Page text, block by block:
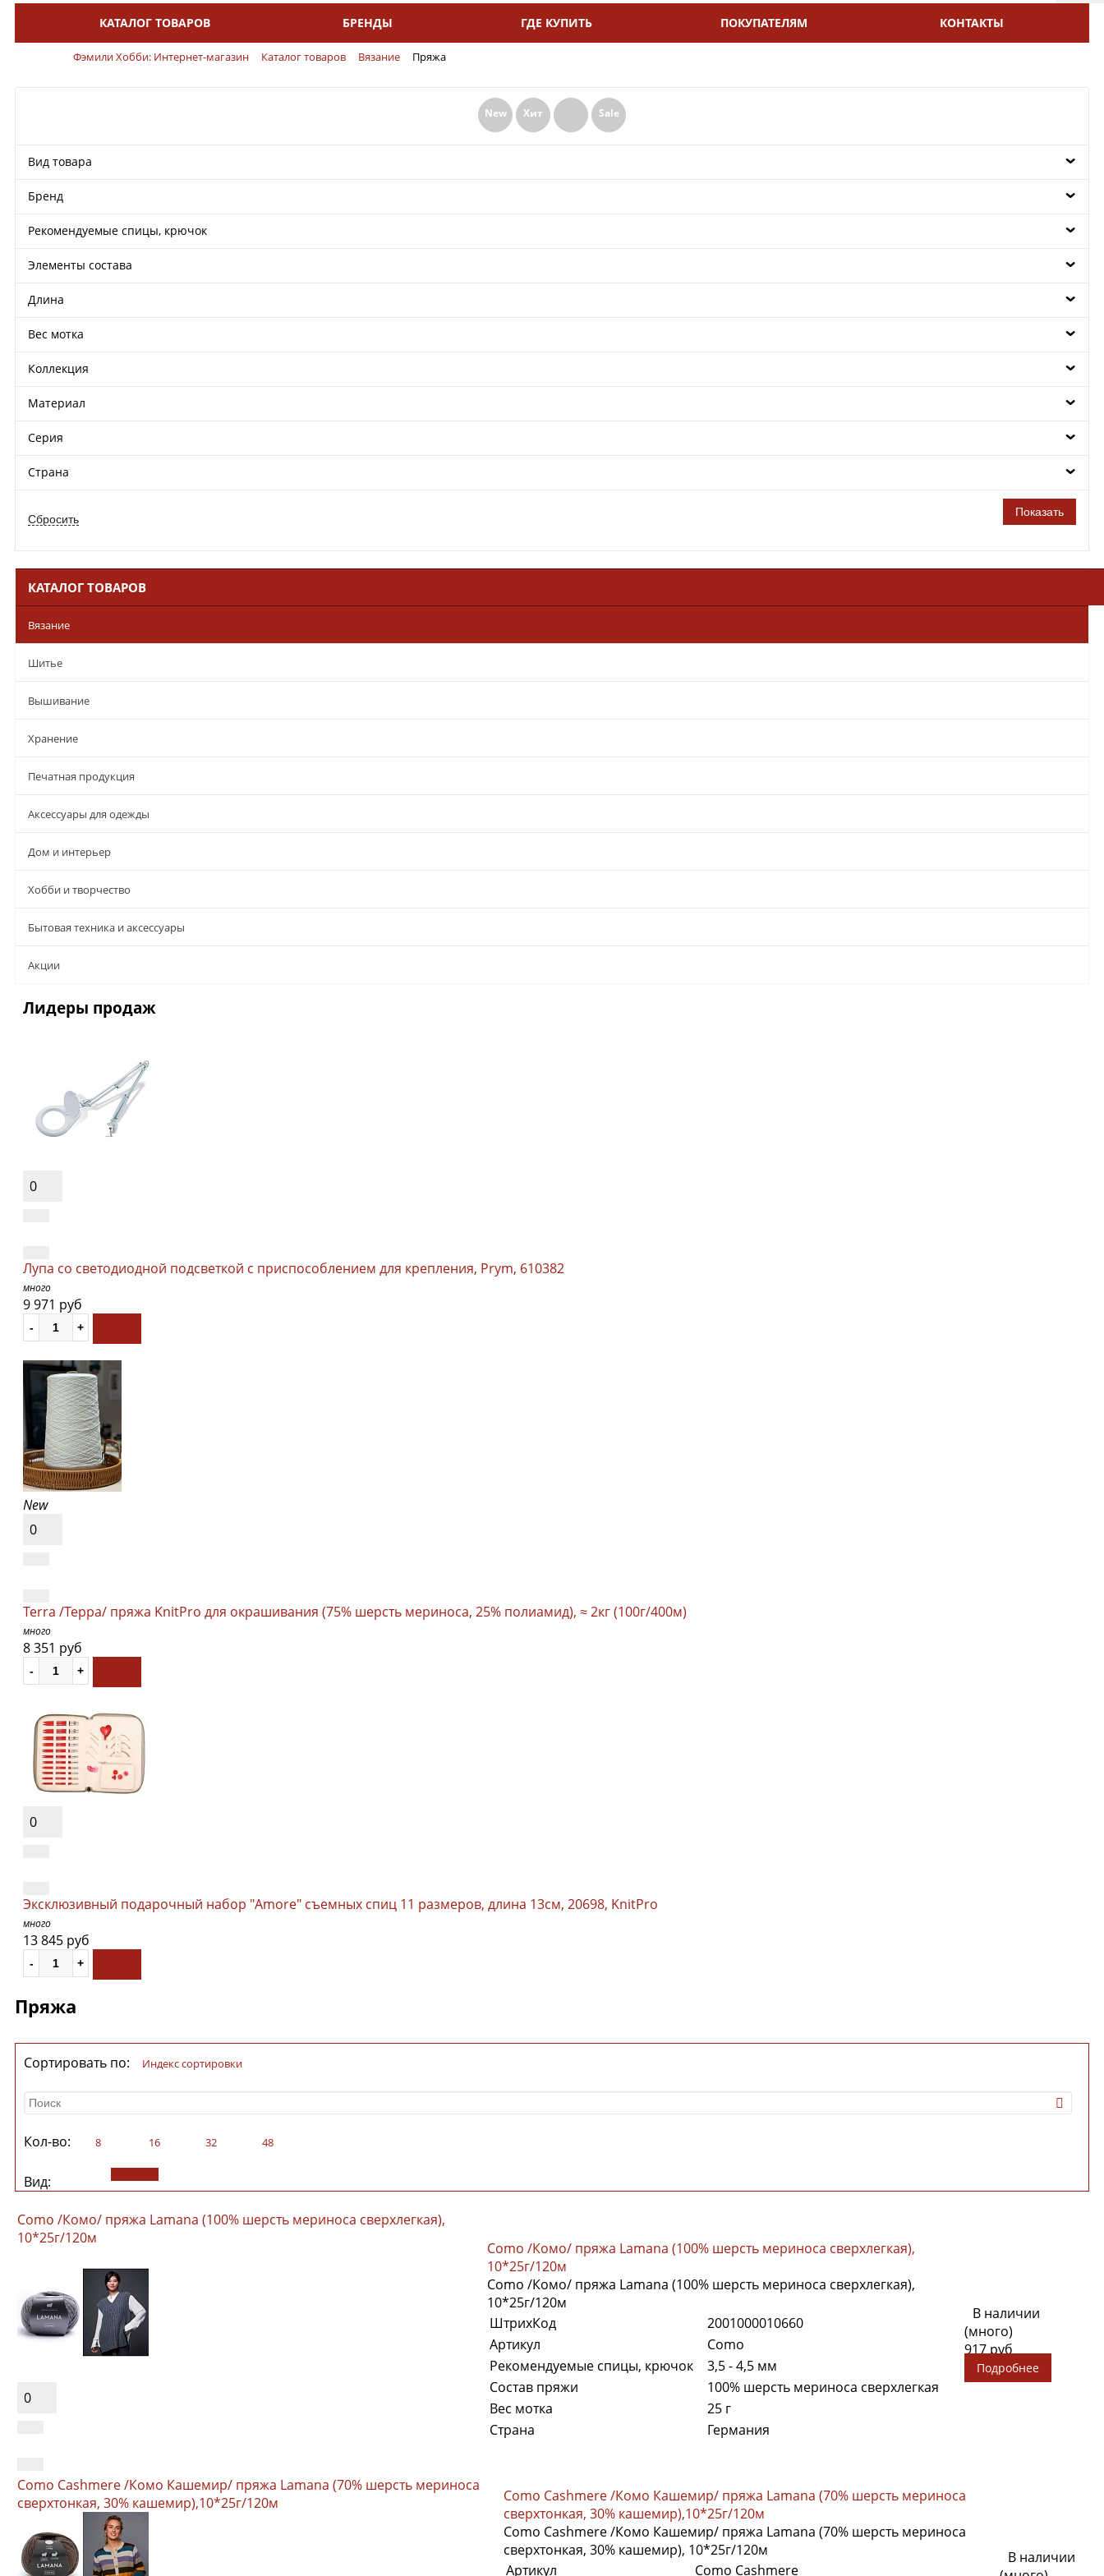
КАТАЛОГ ТОВАРОВ БРЕНДЫ ГДЕ КУПИТЬ ПОКУПАТЕЛЯМ КОНТАКТЫ
Фэмили Хобби: Интернет-магазин Каталог товаров Вязание Пряжа
New Хит Sale
Вид товара
Бренд
Рекомендуемые спицы, крючок
Элементы состава
Длина
Вес мотка
Коллекция
Материал
Серия
Страна
КАТАЛОГ ТОВАРОВ
Вязание
Шитье
Вышивание
Хранение
Печатная продукция
Аксессуары для одежды
Дом и интерьер
Хобби и творчество
Бытовая техника и аксессуары
Aкции
Лидеры продаж
0
Лупа со светодиодной подсветкой с приспособлением для крепления, Prym, 610382
много
9 971 руб
New
0
Terra /Терра/ пряжа KnitPro для окрашивания (75% шерсть мериноса, 25% полиамид), ≈ 2кг (100г/400м)
много
8 351 руб
0
Эксклюзивный подарочный набор "Amore" съемных спиц 11 размеров, длина 13см, 20698, KnitPro
много
13 845 руб
Пряжа
Сортировать по: индекс сортировки
Кол-во: 8 16 32 48
Вид:
Como /Комо/ пряжа Lamana (100% шерсть мериноса сверхлегкая),
10*25г/120м
0
Como /Комо/ пряжа Lamana (100% шерсть мериноса сверхлегкая),
10*25г/120м
Como /Комо/ пряжа Lamana (100% шерсть мериноса сверхлегкая),
10*25г/120м
ШтрихКод
2001000010660
Артикул
Como
Рекомендуемые спицы, крючок
3,5 - 4,5 мм
Состав пряжи
100% шерсть мериноса сверхлегкая
Вес мотка
25 г
Страна
Германия
В наличии
(много)
917 руб
Подробнее
Como Cashmere /Комо Кашемир/ пряжа Lamana (70% шерсть мериноса
сверхтонкая, 30% кашемир),10*25г/120м
Como Cashmere /Комо Кашемир/ пряжа Lamana (70% шерсть мериноса
сверхтонкая, 30% кашемир),10*25г/120м
Como Cashmere /Комо Кашемир/ пряжа Lamana (70% шерсть мериноса
сверхтонкая, 30% кашемир), 10*25г/120м
Артикул
Como Cashmere
В наличии